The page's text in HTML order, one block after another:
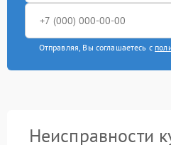
Отправляя, Вы соглашаетесь с
Неисправности